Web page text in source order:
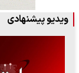
ویدیو پیشنهادی